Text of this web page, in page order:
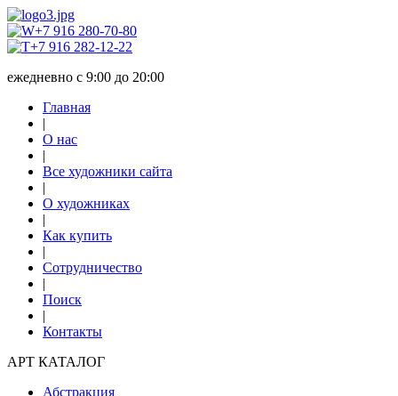
+7 916 280-70-80
+7 916 282-12-22
ежедневно с 9:00 до 20:00
Главная
|
О нас
|
Все художники сайта
|
О художниках
|
Как купить
|
Сотрудничество
|
Поиск
|
Контакты
АРТ КАТАЛОГ
Абстракция